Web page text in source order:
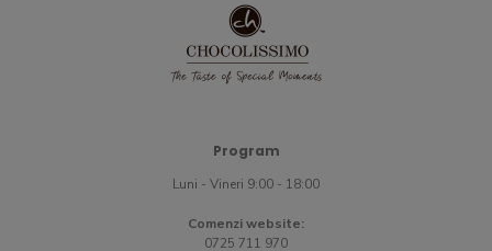
Program
Luni - Vineri 9:00 - 18:00
Comenzi website:
0725 711 970